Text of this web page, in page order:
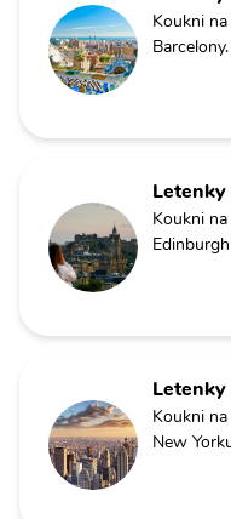
Koukni
Barcelony.
Koukni
Letenky
Koukni
New